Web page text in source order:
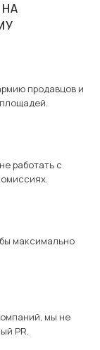
продавцов и
работать с
максимально
мы не
PR.